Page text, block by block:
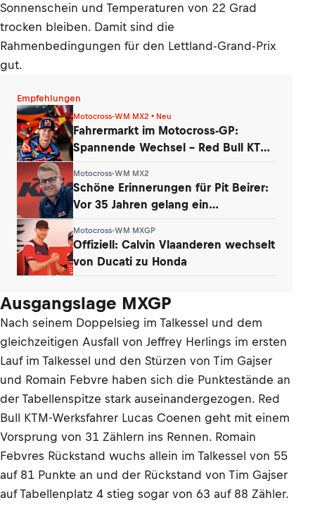
Sonnenschein und Temperaturen von 22 Grad
trocken bleiben. Damit sind die
Rahmenbedingungen für den Lettland-Grand-Prix
gut.
Empfehlungen
Motocross-WM MX2 • Neu
Fahrermarkt im Motocross-GP:
Spannende Wechsel – Red Bull KTM
Motocross-WM MX2
Schöne Erinnerungen für Pit Beirer:
Vor 35 Jahren gelang ein
Motocross-WM MXGP
Offiziell: Calvin Vlaanderen wechselt
von Ducati zu Honda
Ausgangslage MXGP
Nach seinem Doppelsieg im Talkessel und dem
gleichzeitigen Ausfall von Jeffrey Herlings im ersten
Lauf im Talkessel und den Stürzen von Tim Gajser
und Romain Febvre haben sich die Punktestände an
der Tabellenspitze stark auseinandergezogen. Red
Bull KTM-Werksfahrer Lucas Coenen geht mit einem
Vorsprung von 31 Zählern ins Rennen. Romain
Febvres Rückstand wuchs allein im Talkessel von 55
auf 81 Punkte an und der Rückstand von Tim Gajser
auf Tabellenplatz 4 stieg sogar von 63 auf 88 Zähler.